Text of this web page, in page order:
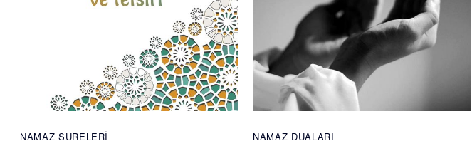
NAMAZ SURELERI NAMAZ DUALARI